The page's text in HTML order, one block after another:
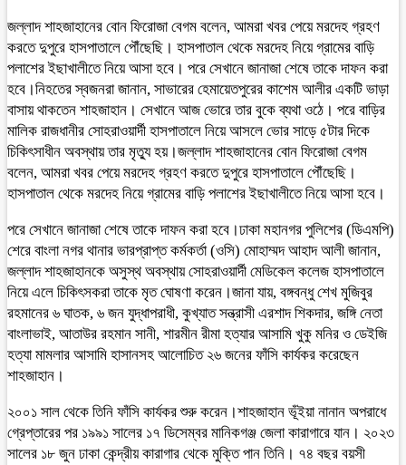
জল্লাদ শাহজাহানের বোন ফিরোজা বেগম বলেন, আমরা খবর পেয়ে মরদেহ গ্রহণ
করতে দুপুরে হাসপাতালে পৌঁছেছি। হাসপাতাল থেকে মরদেহ নিয়ে গ্রামের বাড়ি
পলাশের ইছাখালীতে নিয়ে আসা হবে। পরে সেখানে জানাজা শেষে তাকে দাফন করা
হবে।নিহতের স্বজনরা জানান, সাভারের হেমায়েতপুরের কাশেম আলীর একটি ভাড়া
বাসায় থাকতেন শাহজাহান। সেখানে আজ ভোরে তার বুকে ব্যথা ওঠে। পরে বাড়ির
মালিক রাজধানীর সোহরাওয়ার্দী হাসপাতালে নিয়ে আসলে ভোর সাড়ে ৫টার দিকে
চিকিৎসাধীন অবস্থায় তার মৃত্যু হয়।জল্লাদ শাহজাহানের বোন ফিরোজা বেগম
বলেন, আমরা খবর পেয়ে মরদেহ গ্রহণ করতে দুপুরে হাসপাতালে পৌঁছেছি।
হাসপাতাল থেকে মরদেহ নিয়ে গ্রামের বাড়ি পলাশের ইছাখালীতে নিয়ে আসা হবে।
পরে সেখানে জানাজা শেষে তাকে দাফন করা হবে।ঢাকা মহানগর পুলিশের (ডিএমপি)
শেরে বাংলা নগর থানার ভারপ্রাপ্ত কর্মকর্তা (ওসি) মোহাম্মদ আহাদ আলী জানান,
জল্লাদ শাহজাহানকে অসুস্থ অবস্থায় সোহরাওয়ার্দী মেডিকেল কলেজ হাসপাতালে
নিয়ে এলে চিকিৎসকরা তাকে মৃত ঘোষণা করেন।জানা যায়, বঙ্গবন্ধু শেখ মুজিবুর
রহমানের ৬ ঘাতক, ৬ জন যুদ্ধাপরাধী, কুখ্যাত সন্ত্রাসী এরশাদ শিকদার, জঙ্গি নেতা
বাংলাভাই, আতাউর রহমান সানী, শারমীন রীমা হত্যার আসামি খুকু মনির ও ডেইজি
হত্যা মামলার আসামি হাসানসহ আলোচিত ২৬ জনের ফাঁসি কার্যকর করেছেন
শাহজাহান।
২০০১ সাল থেকে তিনি ফাঁসি কার্যকর শুরু করেন।শাহজাহান ভূঁইয়া নানান অপরাধে
গ্রেপ্তারের পর ১৯৯১ সালের ১৭ ডিসেম্বর মানিকগঞ্জ জেলা কারাগারে যান। ২০২৩
সালের ১৮ জুন ঢাকা কেন্দ্রীয় কারাগার থেকে মুক্তি পান তিনি। ৭৪ বছর বয়সী